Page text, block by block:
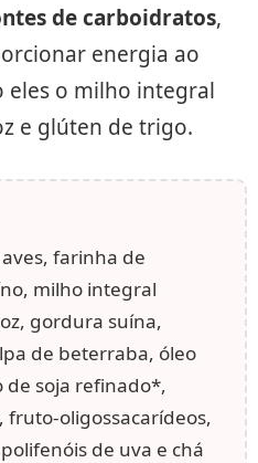
de carboidratos,
energia ao
eles o milho integral
e glúten de trigo.
farinha de
milho integral
gordura suína,
de beterraba, óleo
de soja refinado*,
oligossacarídeos,
de uva e chá